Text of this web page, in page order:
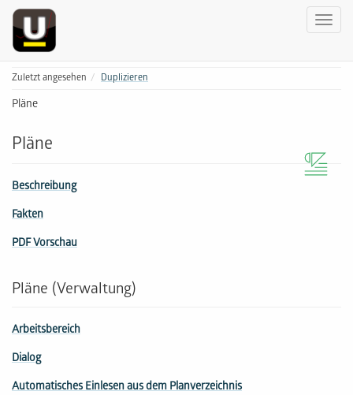
Zuletzt angesehen Duplizieren
Pläne
Pläne
Beschreibung
Fakten
PDF Vorschau
Pläne (Verwaltung)
Arbeitsbereich
Dialog
Automatisches Einlesen aus dem Planverzeichnis